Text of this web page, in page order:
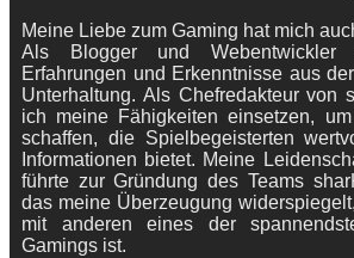
Meine Liebe zum Gaming hat mich
Als Blogger und
Erfahrungen und Erkenntnisse aus
Unterhaltung. Als Chefredakteur von
ich meine Fähigkeiten einsetzen,
schaffen, die Spielbegeisterten
Informationen bietet. Meine
führte zur Gründung des Teams
das meine Überzeugung
mit anderen eines der
Gamings ist.